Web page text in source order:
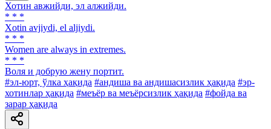
Хотин авжийди, эл алжийди.
* * *
Xotin avjiydi, el aljiydi.
* * *
Women are always in extremes.
* * *
Воля и добрую жену портит.
#эл-юрт, ўлка ҳақида #андиша ва андишасизлик ҳақида #эр-
хотинлар ҳақида #меъёр ва меъёрсизлик ҳақида #фойда ва
зарар ҳақида